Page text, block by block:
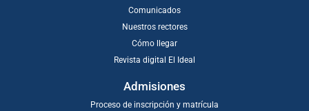
Comunicados
Nuestros rectores
Cómo llegar
Revista digital El Ideal
Admisiones
Proceso de inscripción y matrícula